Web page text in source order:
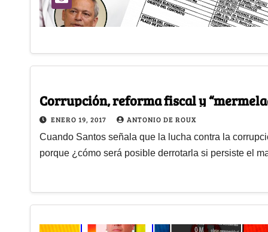
Corrupción, reforma fiscal y
ENERO 19, 2017 ANTONIO DE ROUX
Cuando Santos señala que la lucha contra la
porque ¿cómo será posible derrotarla si persiste el